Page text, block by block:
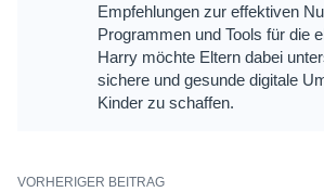
Empfehlungen zur effektiven
Programmen und Tools für die
Harry möchte Eltern dabei
sichere und gesunde digitale
Kinder zu schaffen.
VORHERIGER BEITRAG